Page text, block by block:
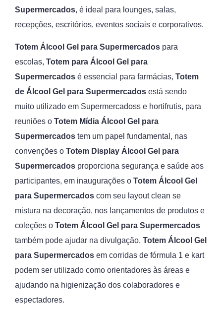
Supermercados, é ideal para lounges, salas,
recepções, escritórios, eventos sociais e corporativos.
Totem Álcool Gel para Supermercados para
escolas, Totem para Álcool Gel para
Supermercados é essencial para farmácias, Totem
de Álcool Gel para Supermercados está sendo
muito utilizado em Supermercadoss e hortifrutis, para
reuniões o Totem Mídia Álcool Gel para
Supermercados tem um papel fundamental, nas
convenções o Totem Display Álcool Gel para
Supermercados proporciona segurança e saúde aos
participantes, em inaugurações o Totem Álcool Gel
para Supermercados com seu layout clean se
mistura na decoração, nos lançamentos de produtos e
coleções o Totem Álcool Gel para Supermercados
também pode ajudar na divulgação, Totem Álcool Gel
para Supermercados em corridas de fórmula 1 e kart
podem ser utilizado como orientadores às áreas e
ajudando na higienização dos colaboradores e
espectadores.